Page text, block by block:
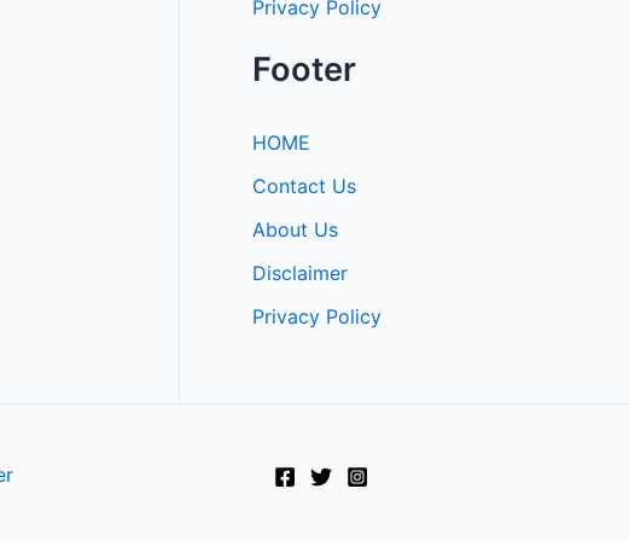
Privacy Policy
Footer
HOME
Contact Us
About Us
Disclaimer
Privacy Policy